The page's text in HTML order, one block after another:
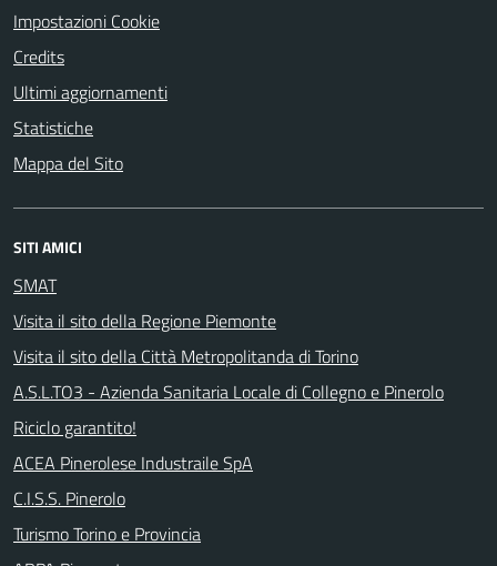
Impostazioni Cookie
Credits
Ultimi aggiornamenti
Statistiche
Mappa del Sito
SITI AMICI
SMAT
Visita il sito della Regione Piemonte
Visita il sito della Città Metropolitanda di Torino
A.S.L.TO3 - Azienda Sanitaria Locale di Collegno e Pinerolo
Riciclo garantito!
ACEA Pinerolese Industraile SpA
C.I.S.S. Pinerolo
Turismo Torino e Provincia